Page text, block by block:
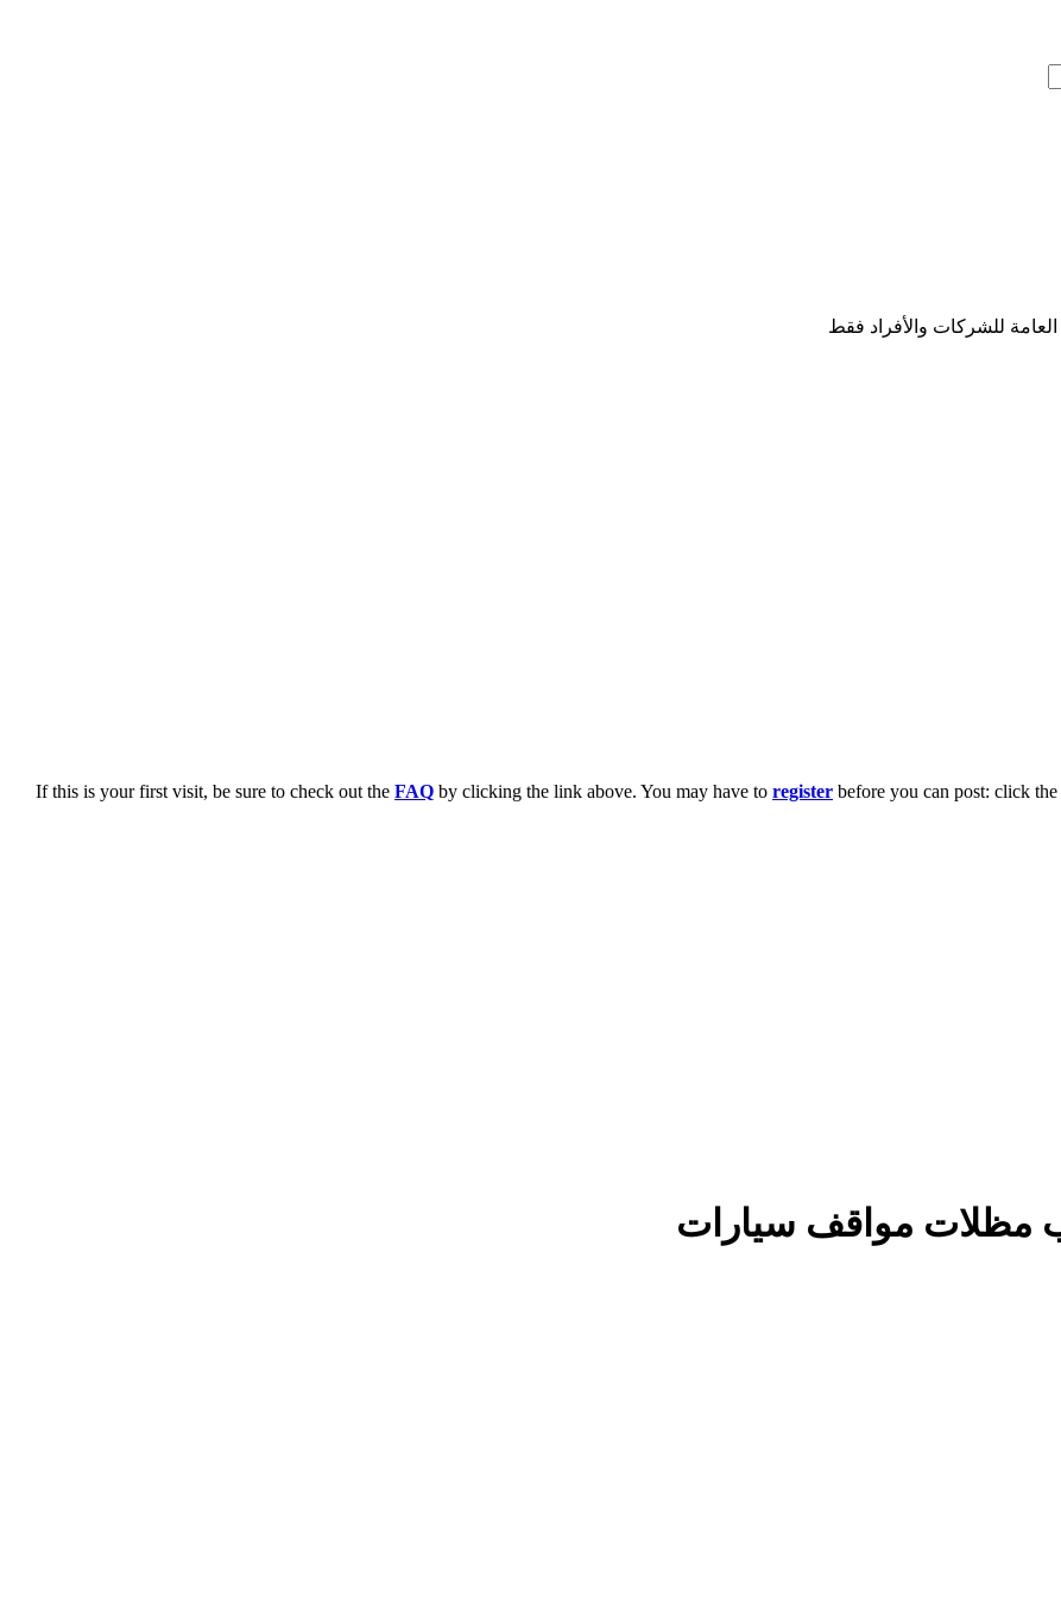
للشركات والأفراد فقط
If this is your first visit, be sure to check out the FAQ by clicking the link above. You may have to register before you can post: click
مظلات مواقف سيارات